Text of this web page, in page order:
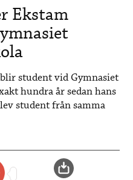
Ekstam
student vid Gymnasiet
hundra år sedan hans
student från samma